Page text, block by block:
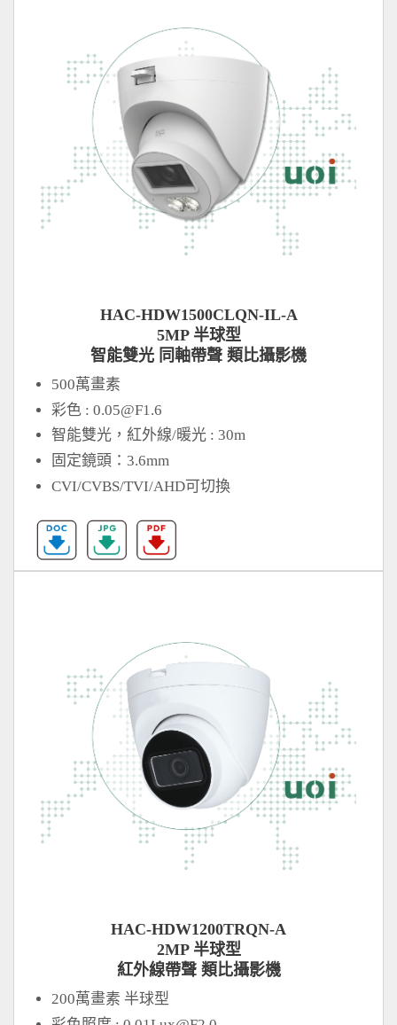
HAC-HDW1500CLQN-IL-A
5MP 半球型
智能雙光 同軸帶聲 類比攝影機
500萬畫素
彩色 :0.05@F1.6
智能雙光，紅外線/暖光 : 30m
固定鏡頭：3.6mm
CVI/CVBS/TVI/AHD可切換
HAC-HDW1200TRQN-A
2MP 半球型
紅外線帶聲 類比攝影機
200萬畫素 半球型